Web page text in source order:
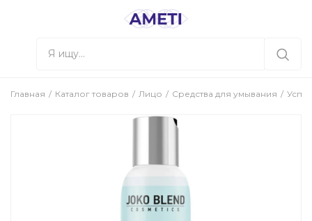
Главная Каталог товаров Лицо Средства для умывания